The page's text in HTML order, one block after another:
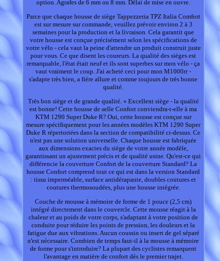
option. Agrafes de 6 mm ou 8 mm. Délai de mise en ouvre.
Parce que chaque housse de siège Tappezzeria TPZ Italia Comfort
est sur mesure sur commande, veuillez prévoir environ 2 à 3
semaines pour la production et la livraison. Cela garantit que
votre housse est conçue précisément selon les spécifications de
votre vélo - cela vaut la peine d'attendre un produit construit juste
pour vous. Ce que disent les coureurs. La qualité des sièges est
remarquable, l'état était neuf et ils sont superbes sur mon vélo - ça
vaut vraiment le coup. J'ai acheté ceci pour mon M1000rr -
s'adapte très bien, a fière allure et comme toujours de très bonne
qualité.
Très bon siège et de grande qualité. « Excellent siège - la qualité
est bonne! Cette housse de selle Confort conviendra-t-elle à ma
KTM 1290 Super Duke R? Oui, cette housse est conçue sur
mesure spécifiquement pour les années modèles KTM 1290 Super
Duke R répertoriées dans la section de compatibilité ci-dessus. Ce
n'est pas une solution universelle. Chaque housse est fabriquée
aux dimensions exactes du siège de votre année modèle,
garantissant un ajustement précis et de qualité usine. Qu'est-ce qui
différencie la couverture Confort de la couverture Standard? La
housse Confort comprend tout ce qui est dans la version Standard
: tissu imperméable, surface antidérapante, doubles coutures et
coutures thermosoudées, plus une housse intégrée.
Couche de mousse à mémoire de forme de 1 pouce (2,5 cm)
intégré directement dans le couvercle. Cette mousse réagit à la
chaleur et au poids de votre corps, s'adaptant à votre position de
conduite pour réduire les points de pression, les douleurs et la
fatigue due aux vibrations. Aucun coussin ou insert de gel séparé
n'est nécessaire. Combien de temps faut-il à la mousse à mémoire
de forme pour s'introduire? La plupart des cyclistes remarquent
l'avantage en matière de confort dès le premier trajet.